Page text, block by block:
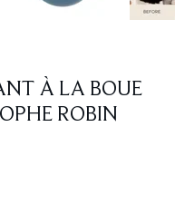
À LA BOUE
ROBIN